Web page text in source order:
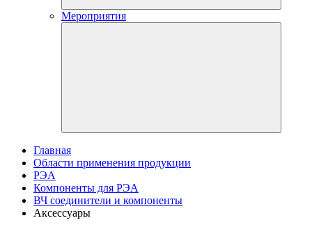
Мероприятия
Главная
Области применения продукции
РЭА
Компоненты для РЭА
ВЧ соединители и компоненты
Аксессуары